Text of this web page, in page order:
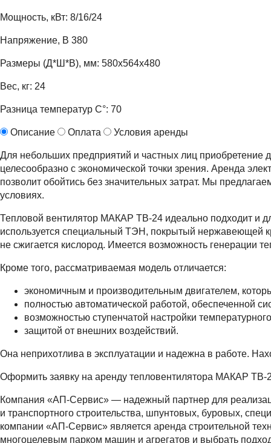
Мощность, кВт: 8/16/24
Напряжение, В 380
Размеры (Д*Ш*В), мм: 580х564х480
Вес, кг: 24
Разница температур С°: 70
Описание Оплата Условия аренды
Для небольших предприятий и частных лиц приобретение
целесообразно с экономической точки зрения. Аренда
позволит обойтись без значительных затрат. Мы
условиях.
Тепловой вентилятор МАКАР ТВ-24 идеально подходит и
используется специальный ТЭН, покрытый нержавеющей
не сжигается кислород. Имеется возможность генерации
Кроме того, рассматриваемая модель отличается:
экономичным и производительным двигателем,
полностью автоматической работой, обеспеченной
возможностью ступенчатой настройки
защитой от внешних воздействий.
Она неприхотлива в эксплуатации и надежна в работе.
Оформить заявку на аренду тепловентилятора МАКАР
Компания «АП-Сервис» — надежный партнер для
и транспортного строительства, шпунтовых, буровых,
компании «АП-Сервис» является аренда строительной
многоцелевым парком машин и агрегатов и выбрать